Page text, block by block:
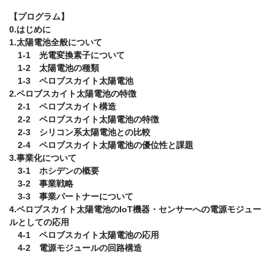
【プログラム】
0.はじめに
1.太陽電池全般について
1-1 光電変換素子について
1-2 太陽電池の種類
1-3 ペロブスカイト太陽電池
2.ペロブスカイト太陽電池の特徴
2-1 ペロブスカイト構造
2-2 ペロブスカイト太陽電池の特徴
2-3 シリコン系太陽電池との比較
2-4 ペロブスカイト太陽電池の優位性と課題
3.事業化について
3-1 ホシデンの概要
3-2 事業戦略
3-3 事業パートナーについて
4.ペロブスカイト太陽電池のIoT機器・センサーへの電源モジュー
ルとしての応用
4-1 ペロブスカイト太陽電池の応用
4-2 電源モジュールの回路構造